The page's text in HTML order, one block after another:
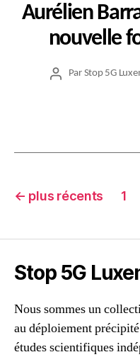
Aurélien
nouvelle
Auteur
Par Stop 5G
Navigation
articles
← plus récents 1
Stop 5G
Nous sommes un
au déploiement
études scientifiques